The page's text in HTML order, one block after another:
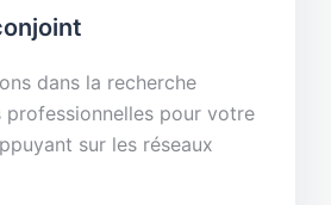
dans la recherche
professionnelles pour votre
sur les réseaux